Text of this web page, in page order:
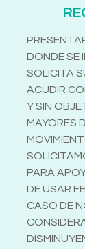
DONDE SE
SOLICITA
ACUDIR
Y SIN
MAYORES
PARA
DE USAR
CASO DE